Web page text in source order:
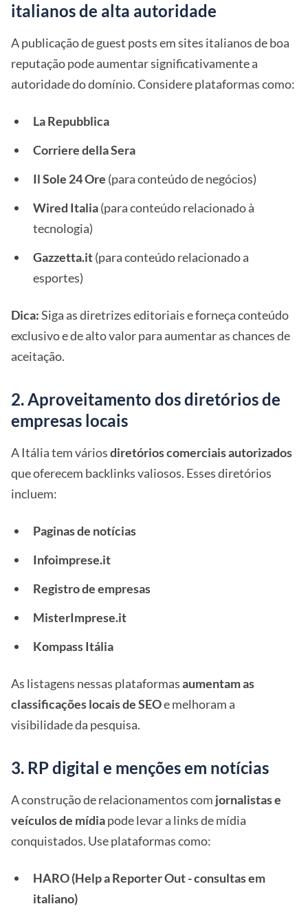
italianos de alta autoridade
A publicação de guest posts em sites italianos de boa
reputação pode aumentar significativamente a
autoridade do domínio. Considere plataformas como:
La Repubblica
Corriere della Sera
Il Sole 24 Ore (para conteúdo de negócios)
Wired Italia(para conteúdo relacionado à
tecnologia)
Gazzetta.it(para conteúdo relacionado a
esportes)
Dica:Siga as diretrizes editoriais e forneça conteúdo
exclusivo e de alto valor para aumentar as chances de
aceitação.
2. Aproveitamento dos diretórios de
empresas locais
A Itália tem váriosdiretórios comerciais autorizados
que oferecem backlinks valiosos. Esses diretórios
incluem:
Paginas de notícias
Infoimprese.it
Registro de empresas
MisterImprese.it
Kompass Itália
As listagens nessas plataformasaumentam as
classificações locais de SEOe melhoram a
visibilidade da pesquisa.
3. RP digital e menções em notícias
A construção de relacionamentos com jornalistas e
veículos de mídiapode levar a links de mídia
conquistados. Use plataformas como:
HARO (Help a Reporter Out - consultas em
italiano)